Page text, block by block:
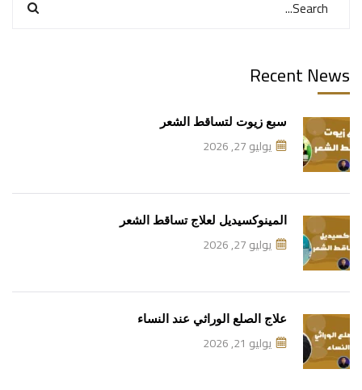
Recent News
سبع زيوت لتساقط الشعر
يوليو 27, 2026
المينوكسيديل لعلاج تساقط الشعر
يوليو 27, 2026
علاج الصلع الوراثي عند النساء
يوليو 21, 2026